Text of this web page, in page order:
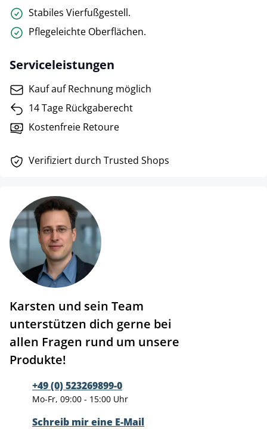
Stabiles Vierfußgestell.
Pflegeleichte Oberflächen.
Serviceleistungen
Kauf auf Rechnung möglich
14 Tage Rückgaberecht
Kostenfreie Retoure
Verifiziert durch Trusted Shops
Karsten und sein Team
unterstützen dich gerne bei
allen Fragen rund um unsere
Produkte!
+49 (0) 523269899-0
Mo-Fr, 09:00 - 15:00 Uhr
Schreib mir eine E-Mail